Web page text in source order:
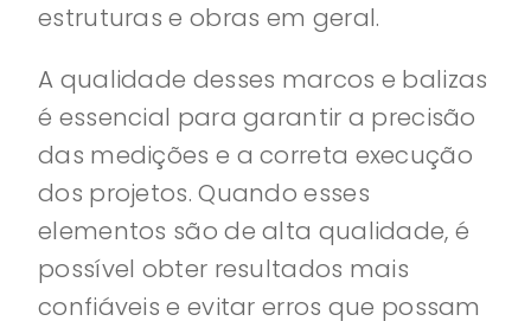
estruturas e obras em geral.
A qualidade desses marcos e balizas
é essencial para garantir a precisão
das medições e a correta execução
dos projetos. Quando esses
elementos são de alta qualidade, é
possível obter resultados mais
confiáveis e evitar erros que possam